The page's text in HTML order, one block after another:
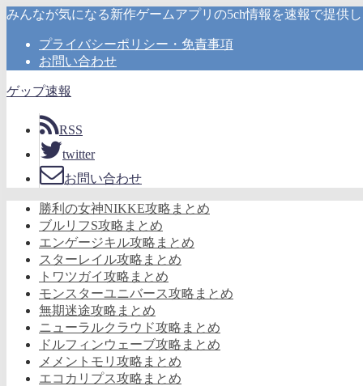
みんなが気になる新作ゲームアプリの5ch情報を速報で提供
プライバシーポリシー・免責事項
お問い合わせ
ゲップ速報
RSS
twitter
お問い合わせ
勝利の女神NIKKE攻略まとめ
ブルリフS攻略まとめ
エンゲージキル攻略まとめ
スターレイル攻略まとめ
トワツガイ攻略まとめ
モンスターユニバース攻略まとめ
無期迷途攻略まとめ
ニューラルクラウド攻略まとめ
ドルフィンウェーブ攻略まとめ
メメントモリ攻略まとめ
エコカリプス攻略まとめ